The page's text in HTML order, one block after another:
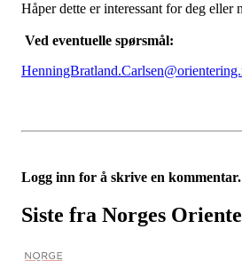
Håper dette er interessant for deg eller
Ved eventuelle spørsmål:
Logg inn for å skrive en kommentar.
Siste fra Norges